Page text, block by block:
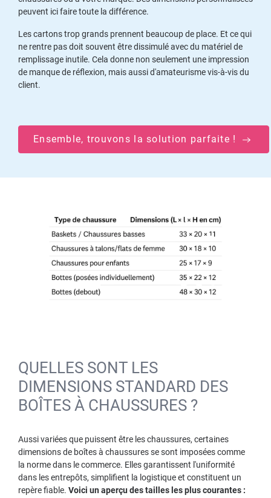
peuvent ici faire toute la différence.
Les cartons trop grands prennent beaucoup de place. Et ce qui
ne rentre pas doit souvent être dissimulé avec du matériel de
remplissage inutile. Cela donne non seulement une impression
de manque de réflexion, mais aussi d'amateurisme vis-à-vis du
client.
Ensemble, trouvons la solution parfaite !
QUELLES SONT LES
DIMENSIONS STANDARD DES
BOÎTES À CHAUSSURES ?
Aussi variées que puissent être les chaussures, certaines
dimensions de boîtes à chaussures se sont imposées comme
la norme dans le commerce. Elles garantissent l'uniformité
dans les entrepôts, simplifient la logistique et constituent un
repère fiable. Voici un aperçu des tailles les plus courantes :